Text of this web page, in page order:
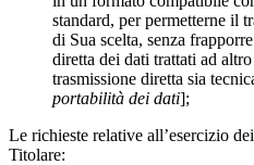
standard, per permetterne il
di Sua scelta, senza
diretta dei dati trattati ad
trasmissione diretta sia
portabilità dei dati];
Le richieste relative all’esercizio
Titolare: